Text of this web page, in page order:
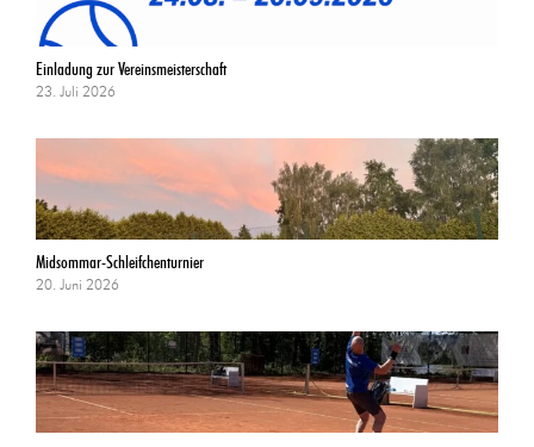
Einladung zur Vereinsmeisterschaft
23. Juli 2026
Midsommar-Schleifchenturnier
20. Juni 2026